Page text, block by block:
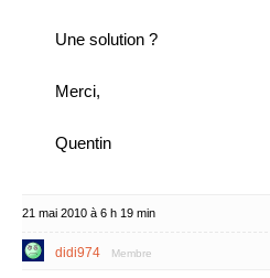
Une solution ?
Merci,
Quentin
21 mai 2010 à 6 h 19 min
didi974 Membre